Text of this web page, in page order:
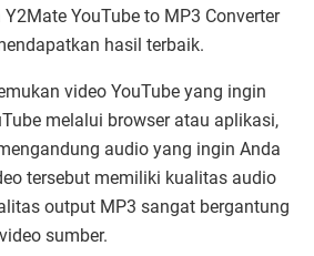
YouTube to MP3 Converter
hasil terbaik.
video YouTube yang ingin
melalui browser atau aplikasi,
audio yang ingin Anda
tersebut memiliki kualitas audio
output MP3 sangat bergantung
sumber.